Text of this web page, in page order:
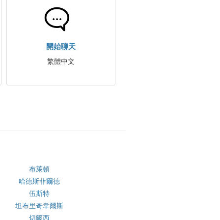
開始聊天
繁體中文
布萊頓
哈德斯菲爾德
伍斯特
坦布里奇韋爾斯
切爾西